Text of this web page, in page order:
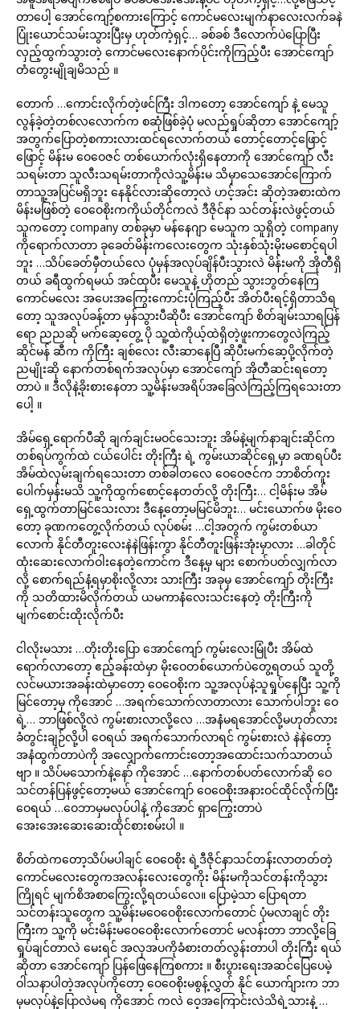
တာပေါ့ အောင်ကျော့်စကားကြောင့် ကောင်မလေးမျက်နာလေးလက်ခနဲ
ပြုံးယောင်သမ်းသွားပြီးမှ ဟုတ်ကဲ့ရှင့်… ခစ်ခစ် ဒီလောက်ပဲပြောပြီး
လှည့်ထွက်သွားတဲ့ ကောင်မလေးနောက်ပိုင်းကိုကြည့်ပီး အောင်ကျော်
တံတွေးမျိုချမိသည် ။
တောက် …ကောင်းလိုက်တဲ့ဖင်ကြီး ဒါကတော့ အောင်ကျော် နဲ့ မေသူ
လွန်ခဲ့တဲ့တစ်လလောက်က စဆုံဖြစ်ခဲ့ပုံ မလည်ရှုပ်ဆိုတာ အောင်ကျော့်
အတွက်ပြောတဲ့စကားလားထင်ရလောက်တယ် တောင့်တောင့်ဖြောင့်
ဖြောင့် မိန်းမ ဝေဝေဇင် တစ်ယောက်လုံးရှိနေတာကို အောင်ကျော် လီး
သရမ်းတာ သူလီးသရမ်းတာကိုလဲသူ့မိန်းမ သိမှာသေအောင်ကြောက်
တာသူ့အပြင်မရှိဘူး နေနိုင်လားဆိုတော့လဲ ဟင့်အင်း ဆိုတဲ့အစားထဲက
မိန်းမဖြစ်တဲ့ ဝေဝေစိုးကကိုယ်တိုင်ကလဲ ဒီဇိုင်နာ သင်တန်းလဲဖွင့်တယ်
သူကတော့ company တစ်ခုမှာ မန်နေဂျာ မေသူက သူရှိတဲ့ company
ကိုရောက်လာတာ ခုခေတ်မိန်းကလေးတွေက သုံးနှစ်သုံးမိုးမစောင့်ရပါ
ဘူး …သိပ်ခေတ်မှီတယ်လေ ပုံမှန်အလုပ်ချိန်ပီးသွားလဲ မိန်းမကို အိုတီရှိ
တယ် ခရီထွက်ရမယ် အင်ထုပီး မေသူနဲ့ ဟိုတည် သွားဘွတ်နေကြ
ကောင်မလေး အပေးအကြွေးကောင်းပုံကြည့်ပီး အိတ်ပီးရင့်ရှိတာသိရ
တော့ သူအလုပ်ခန့်တာ မှန်သွားပီဆိုပီး အောင်ကျော် စိတ်ချမ်းသာရပြန်
ရော ညညဆို မက်ဆေ့တွေ့ ပို သူ့ထဲကိုယ့်ထဲရှိတဲ့ဖူးကာတွေလဲကြည့်
ဆိုင်မန် ဆီက ကိုကြီး ချစ်လေး လီးဆာနေပြီ ဆိုပီးမက်ဆေ့ပို့လိုက်တဲ့
ညမျိုးဆို နောက်တစ်ရက်အလုပ်မှာ အောင်ကျော် အိုတီဆင်းရတော့
တာပဲ ။ ဒီလိုနဲ့ခိုးစားနေတာ သူ့မိန်းမအရိပ်အခြေလဲကြည့်ကြရသေးတာ
ပေါ့ ။
အိမ်ရှေ့ရောက်ပီဆို ချက်ချင်းမဝင်သေးဘူး အိမ်နဲ့မျက်နာချင်းဆိုင်က
တစ်ရပ်ကွက်ထဲ ငယ်ပေါင်း တိုးကြီး ရဲ့ ကွမ်းယာဆိုင်ရှေ့မှာ ခဏရပ်ပီး
အိမ်ထဲလှမ်းချက်ရသေးတာ တစ်ခါတလေ ဝေဝေဇင်က ဘာစိတ်ကူး
ပေါက်မှန်းမသိ သူ့ကိုထွက်စောင့်နေတတ်လို့ တိုးကြီး… ငါ့မိန်းမ အိမ်
ရှေ့ထွက်တာမြင်သေးလား ဒီနေ့တော့မမြင်မိဘူး… မင်းယောက်ဖ မိုးဝေ
တော့ ခုဏကတွေ့လိုက်တယ် လုပ်စမ်း …ငါ့အတွက် ကွမ်းတစ်ယာ
လောက် နိုင်တီတူးလေးနဲနဲဖြန်းကွာ နိုင်တီတူးဖြန်းအုံးမှာလား …ခါတိုင်
ထုံးဆေးလောက်ဝါးနေတဲ့ကောင်က ဒီနေ့မှ များ စောက်ပတ်လျှက်လာ
လို့ စောက်ရည်နံ့ရမှာစိုးလို့လား သားကြီး အခုမှ အောင်ကျော် တိုးကြီး
ကို သတိထားမိလိုက်တယ် ယမကာနံလေးသင်းနေတဲ့ တိုးကြီးကို
မျက်စောင်းထိုးလိုက်ပီး
ငါလိုးမသား …တိုးတိုးပြော အောင်ကျော် ကွမ်းလေးမြုံပီး အိမ်ထဲ
ရောက်လာတော့ ဧည့်ခန်းထဲမှာ မိုးဝေတစ်ယောက်ပဲတွေ့ရတယ် သူတို့
လင်မယားအခန်းထဲမှာတော့ ဝေဝေစိုးက သူ့အလုပ်နဲ့သူရှုပ်နေပြီး သူ့ကို
မြင်တော့မှ ကိုအောင် …အရက်သောက်လာတာလား သောက်ပါဘူး ဝေ
ရဲ့… ဘာဖြစ်လို့လဲ ကွမ်းစားလာလို့လေ …အနံမရအောင်လို့မဟုတ်လား
ခံတွင်းချဉ်လို့ပါ ဝေရယ် အရက်သောက်လာရင် ကွမ်းစားလဲ နဲနဲတော့
အနံထွက်တာပဲကို အလျှောက်ကောင်းတော့အထောင်းသက်သာတယ်
ဗျာ ။ သိပ်မသောက်နဲ့နော် ကိုအောင် …နောက်တစ်ပတ်လောက်ဆို ဝေ
သင်တန်ပြန်ဖွင့်တော့မယ် အောင်ကျော် ဝေဝေစိုးအနားဝင်ထိုင်လိုက်ပြီး
ဝေရယ် …ဝေဘာမှမလုပ်ပါနဲ့ ကိုအောင် ရှာကြွေးတာပဲ
အေးအေးဆေးဆေးထိုင်စားစမ်းပါ ။
စိတ်ထဲကတော့သိပ်မပါချင် ဝေဝေစိုး ရဲ့ဒီဇိုင်နာသင်တန်းလာတတ်တဲ့
ကောင်မလေးတွေကအလန်းလေးတွေကိုး မိန်းမကိုသင်တန်းကိုသွား
ကြိုရင် မျက်စိအစာကြွေးလို့ရတယ်လေ။ ပြောမဲ့သာ ပြောရတာ
သင်တန်းသူတွေက သူ့မိန်းမဝေဝေစိုးလောက်တောင် ပုံမလာချင် တိုး
ကြီးက သူ့ကို မင်းမိန်းမဝေဝေစိုးလောက်တောင် မလန်းတာ ဘာလို့ခြေ
ရှုပ်ချင်တာလဲ မေးရင် အလှအပကိုခံစားတတ်လွန်းတာပါ တိုးကြီး ရယ်
ဆိုတာ အောင်ကျော် ပြန်ဖြေနေကြစကား ။ စီးပွားရေးအဆင်ပြေပေမဲ့
ဝါသနာပါတဲ့အလုပ်ကိုတော့ ဝေဝေစိုးမစွန့်လွှတ် နိုင် ယောက်ျားက ဘာ
မှမလုပ်နဲ့ပြောလဲမရ ကိုအောင် ကလဲ ဝေ့အကြောင်းလဲသိရဲ့သားနဲ့ …